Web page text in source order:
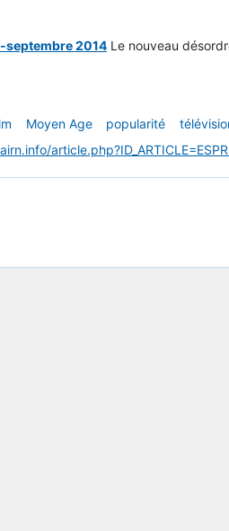
septembre 2014 Le nouveau
Moyen Age popularité